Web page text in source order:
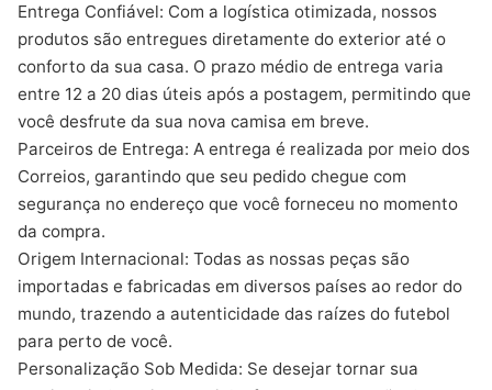
Entrega Confiável: Com a logística otimizada, nossos
produtos são entregues diretamente do exterior até o
conforto da sua casa. O prazo médio de entrega varia
entre 12 a 20 dias úteis após a postagem, permitindo que
você desfrute da sua nova camisa em breve.
Parceiros de Entrega: A entrega é realizada por meio dos
Correios, garantindo que seu pedido chegue com
segurança no endereço que você forneceu no momento
da compra.
Origem Internacional: Todas as nossas peças são
importadas e fabricadas em diversos países ao redor do
mundo, trazendo a autenticidade das raízes do futebol
para perto de você.
Personalização Sob Medida: Se desejar tornar sua